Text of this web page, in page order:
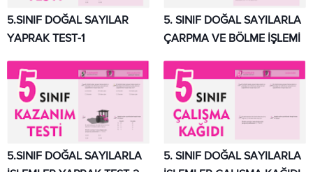
5.SINIF DOĞAL SAYILAR
YAPRAK TEST-1
5. SINIF DOĞAL SAYILARLA
ÇARPMA VE BÖLME İŞLEMİ
5.SINIF DOĞAL SAYILARLA
5. SINIF DOĞAL SAYILARLA